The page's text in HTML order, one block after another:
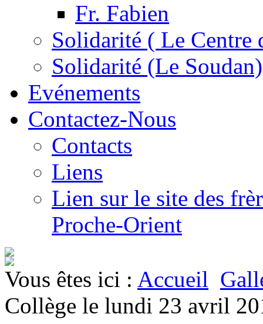
Fr. Fabien
Solidarité ( Le Centre
Solidarité (Le Soudan)
Evénements
Contactez-Nous
Contacts
Liens
Lien sur le site des
Proche-Orient
Vous êtes ici : Accueil
Collège le lundi 23 avril